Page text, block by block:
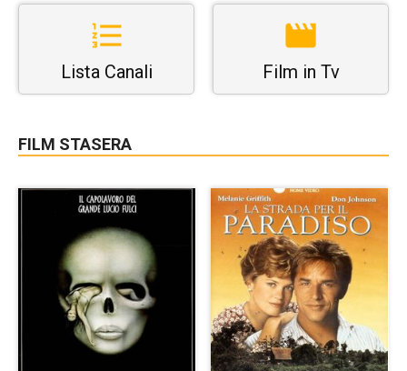
Lista Canali Film in Tv
FILM STASERA